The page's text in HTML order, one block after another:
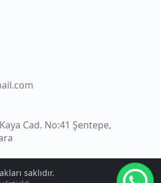
Cad. No:41 Şentepe,
saklıdır.